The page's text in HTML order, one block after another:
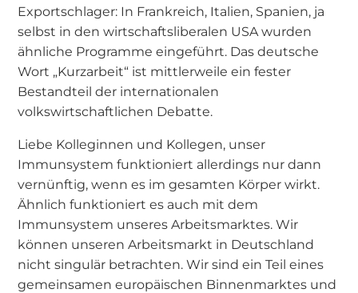
Exportschlager: In Frankreich, Italien, Spanien, ja
selbst in den wirtschaftsliberalen USA wurden
ähnliche Programme eingeführt. Das deutsche
Wort „Kurzarbeit“ ist mittlerweile ein fester
Bestandteil der internationalen
volkswirtschaftlichen Debatte.
Liebe Kolleginnen und Kollegen, unser
Immunsystem funktioniert allerdings nur dann
vernünftig, wenn es im gesamten Körper wirkt.
Ähnlich funktioniert es auch mit dem
Immunsystem unseres Arbeitsmarktes. Wir
können unseren Arbeitsmarkt in Deutschland
nicht singulär betrachten. Wir sind ein Teil eines
gemeinsamen europäischen Binnenmarktes und